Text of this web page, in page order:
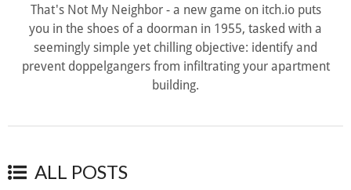
That's Not My Neighbor - a new game on itch.io puts
you in the shoes of a doorman in 1955, tasked with a
seemingly simple yet chilling objective: identify and
prevent doppelgangers from infiltrating your apartment
building.
ALL POSTS